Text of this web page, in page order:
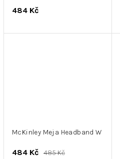
484 Kč
McKinley Meja Headband W
484 Kč 485 Kč